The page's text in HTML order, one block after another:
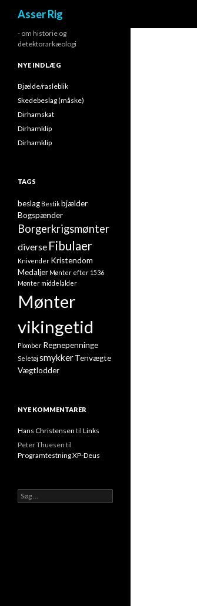
Asser Rig
- om historie og
detektorarkæologi
NYE INDLÆG
Bjælde/rasleblik
Skedebeslag (måske)
Dirhamskat
Dirhamklip
Dirhamklip
TAGS
beslag Bestikbjælder
Bogspænder
Borgerkrigsmønter
diverse Fibulaer
Knivender Kristendom
Medaljer Mønter efter 1536
Mønter middelalder
Mønter
vikingetid
Plomber Regnepenninge
Seletøj smykkerTenvægte
Vægtlodder
NYE KOMMENTARER
Hans Christensen til Links
Peter Thuesen til
Programtestning XP-Deus
Søg efter: